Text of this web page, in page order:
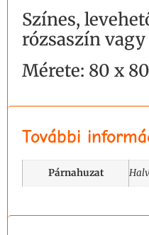
Színes,
rózsaszín
Mérete: 80 x
További
Párnahuzat